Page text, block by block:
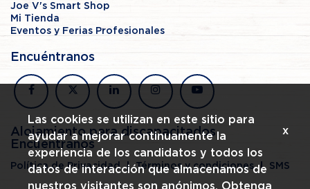
Joe V's Smart Shop
Mi Tienda
Eventos y Ferias Profesionales
Encuéntranos
facebook
x linkedin instagramyoutube
Alojamiento para discapacitados
Encuéntranos
Política de Privacidad Términos y condiciones SMS
Las cookies se utilizan en este sitio para
ayudar a mejorar continuamente la
experiencia de los candidatos y todos los
datos de interacción que almacenamos de
nuestros visitantes son anónimos. Obtenga
x